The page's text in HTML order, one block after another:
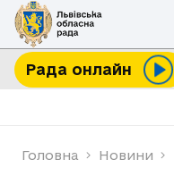
Рада онлайн
Головна Новини